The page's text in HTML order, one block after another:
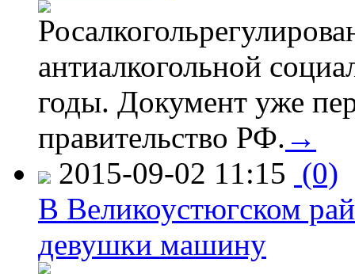
антиалкогольной
годы. Документ уже
правительство РФ. →
2015-09-02 11:15 (0)
В Великоустюгском
девушки машину